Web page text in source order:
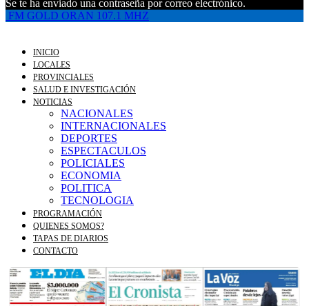
Se te ha enviado una contraseña por correo electrónico.
FM GOLD ORAN 107.1 MHZ
INICIO
LOCALES
PROVINCIALES
SALUD E INVESTIGACIÓN
NOTICIAS
NACIONALES
INTERNACIONALES
DEPORTES
ESPECTACULOS
POLICIALES
ECONOMIA
POLITICA
TECNOLOGIA
PROGRAMACIÓN
QUIENES SOMOS?
TAPAS DE DIARIOS
CONTACTO